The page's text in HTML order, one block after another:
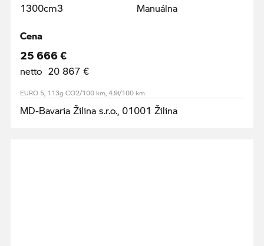
1300cm3
Manuálna
Cena
25 666 €
netto 20 867 €
EURO 5, 113g CO2/100 km, 4.9l/100 km
MD-Bavaria Žilina s.r.o., 01001 Žilina